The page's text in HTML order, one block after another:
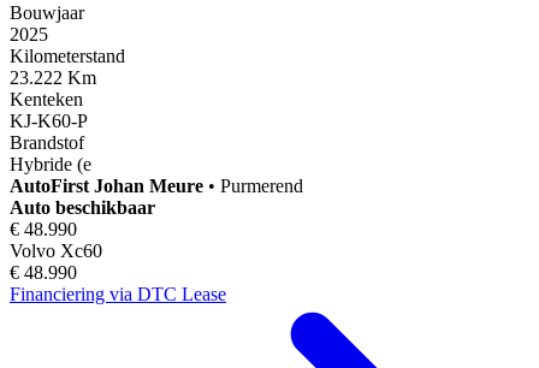
Bouwjaar
2025
Kilometerstand
23.222 Km
Kenteken
KJ-K60-P
Brandstof
Hybride (e
AutoFirst Johan Meure • Purmerend
Auto beschikbaar
€ 48.990
Volvo Xc60
€ 48.990
Financiering via DTC Lease